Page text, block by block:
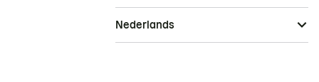
Nederlands